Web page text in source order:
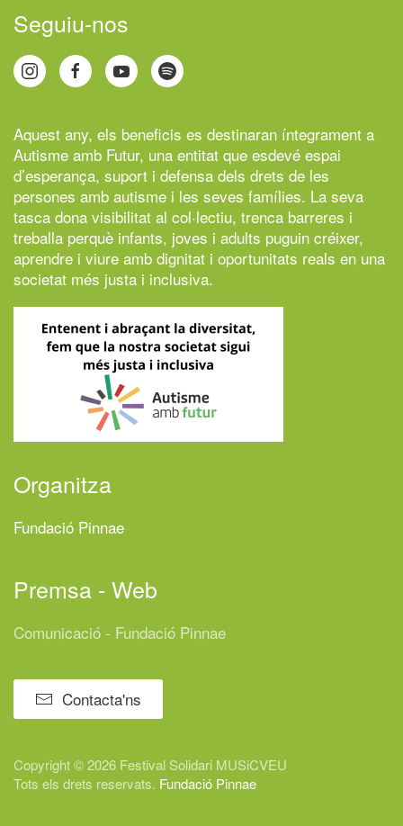
Seguiu-nos
Aquest any, els beneficis es destinaran íntegrament a
Autisme amb Futur, una entitat que esdevé espai
d’esperança, suport i defensa dels drets de les
persones amb autisme i les seves famílies. La seva
tasca dona visibilitat al col·lectiu, trenca barreres i
treballa perquè infants, joves i adults puguin créixer,
aprendre i viure amb dignitat i oportunitats reals en una
societat més justa i inclusiva.
Organitza
Fundació Pinnae
Premsa - Web
Comunicació - Fundació Pinnae
Contacta'ns
Copyright © 2026 Festival Solidari MUSiCVEU
Tots els drets reservats. Fundació Pinnae